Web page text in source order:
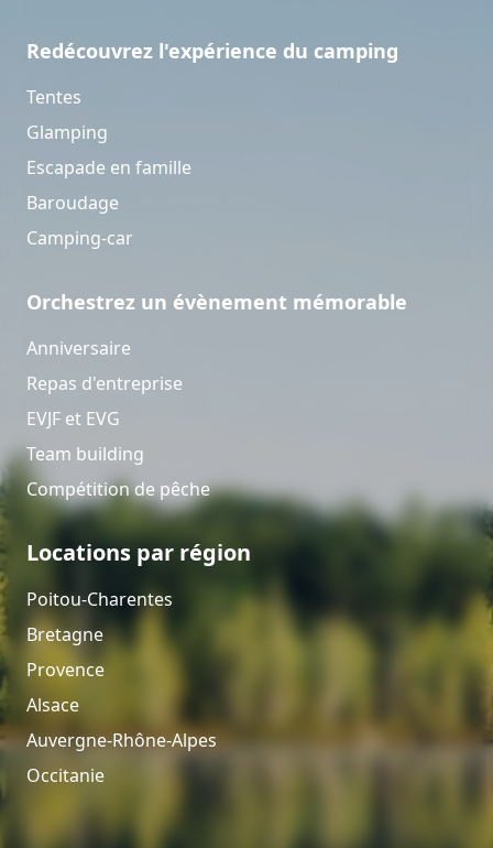
Redécouvrez l'expérience du camping
Tentes
Glamping
Escapade en famille
Baroudage
Camping-car
Orchestrez un évènement mémorable
Anniversaire
Repas d'entreprise
EVJF et EVG
Team building
Compétition de pêche
Locations par région
Poitou-Charentes
Bretagne
Provence
Alsace
Auvergne-Rhône-Alpes
Occitanie